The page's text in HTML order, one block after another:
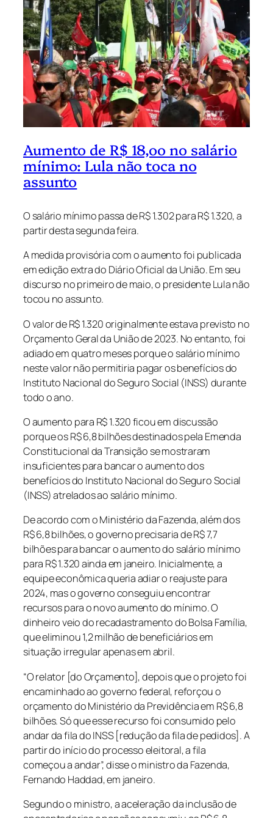
Aumento de R$ 18,oo no salário
mínimo: Lula não toca no
assunto
O salário mínimo passa de R$ 1.302 para R$ 1.320, a
partir desta segunda feira.
A medida provisória com o aumento foi publicada
em edição extra do Diário Oficial da União. Em seu
discurso no primeiro de maio, o presidente Lula não
tocou no assunto.
O valor de R$ 1.320 originalmente estava previsto no
Orçamento Geral da União de 2023. No entanto, foi
adiado em quatro meses porque o salário mínimo
neste valor não permitiria pagar os benefícios do
Instituto Nacional do Seguro Social (INSS) durante
todo o ano.
O aumento para R$ 1.320 ficou em discussão
porque os R$ 6,8 bilhões destinados pela Emenda
Constitucional da Transição se mostraram
insuficientes para bancar o aumento dos
benefícios do Instituto Nacional do Seguro Social
(INSS) atrelados ao salário mínimo.
De acordo com o Ministério da Fazenda, além dos
R$ 6,8 bilhões, o governo precisaria de R$ 7,7
bilhões para bancar o aumento do salário mínimo
para R$ 1.320 ainda em janeiro. Inicialmente, a
equipe econômica queria adiar o reajuste para
2024, mas o governo conseguiu encontrar
recursos para o novo aumento do mínimo. O
dinheiro veio do recadastramento do Bolsa Família,
que eliminou 1,2 milhão de beneficiários em
situação irregular apenas em abril.
“O relator [do Orçamento], depois que o projeto foi
encaminhado ao governo federal, reforçou o
orçamento do Ministério da Previdência em R$ 6,8
bilhões. Só que esse recurso foi consumido pelo
andar da fila do INSS [redução da fila de pedidos]. A
partir do início do processo eleitoral, a fila
começou a andar”, disse o ministro da Fazenda,
Fernando Haddad, em janeiro.
Segundo o ministro, a aceleração da inclusão de